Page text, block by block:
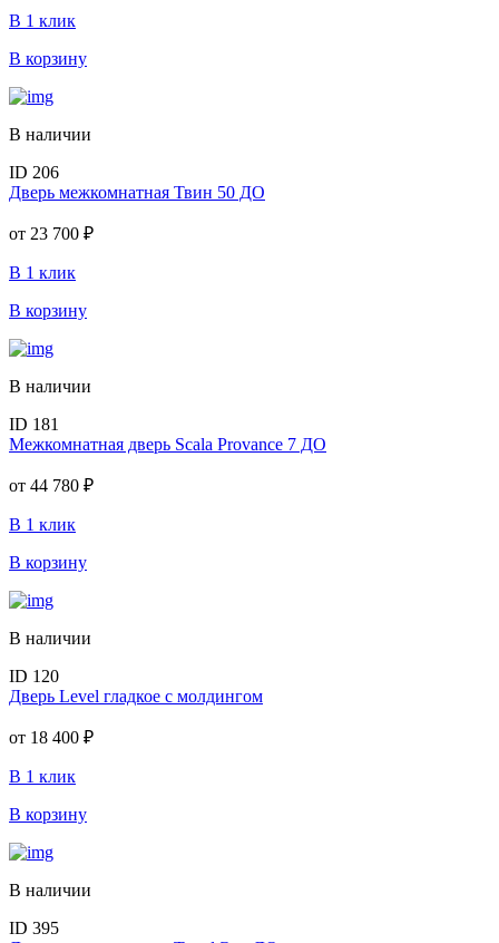
В 1 клик
В корзину
В наличии
ID 206
Дверь межкомнатная Твин 50 ДО
от 23 700 ₽
В 1 клик
В корзину
В наличии
ID 181
Межкомнатная дверь Scala Provance 7 ДО
от 44 780 ₽
В 1 клик
В корзину
В наличии
ID 120
Дверь Level гладкое с молдингом
от 18 400 ₽
В 1 клик
В корзину
В наличии
ID 395